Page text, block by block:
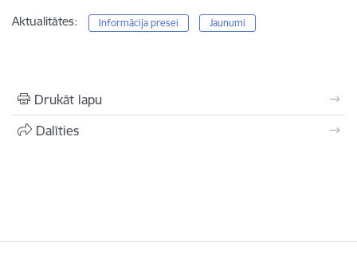
Aktualitātes: Informācija presei Jaunumi
Drukāt lapu
Dalīties